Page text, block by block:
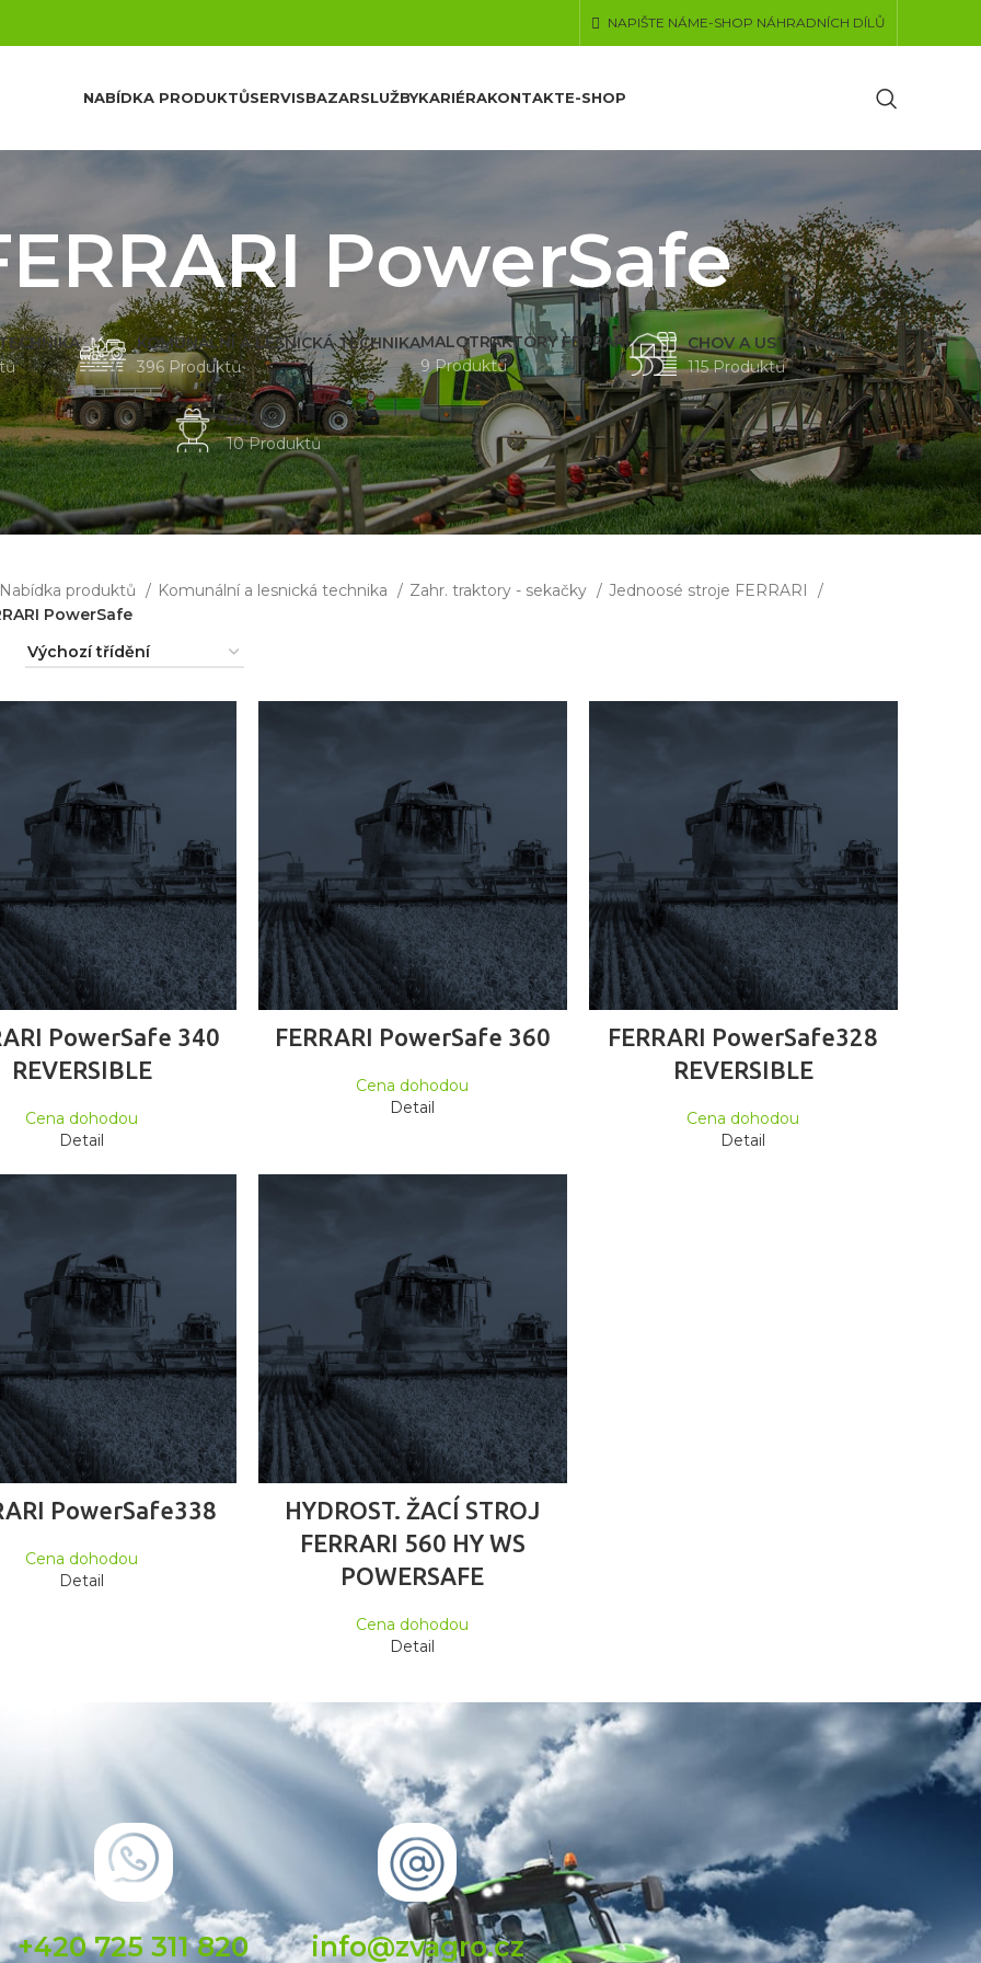
NAPIŠTE NÁME-SHOP NÁHRADNÍCH DÍLŮ
NABÍDKA PRODUKTŮSERVISBAZARSLUŽBYKARIÉRAKONTAKTE-SHOP
PowerSafe
KOMUNÁLNÍ A LESNICKÁ TECHNIKA
396 Produktů
MALOTRAKTORY FERRARI
9 Produktů
CHOV A USTÁJENÍ
115 Produktů
BAZAR
10 Produktů
produktů Komunální a lesnická technika Zahr. traktory - sekačky
Jednoosé stroje FERRARI
PowerSafe
PowerSafe 340
REVERSIBLE
Cena dohodou
Detail
FERRARI PowerSafe 360
Cena dohodou
Detail
FERRARI PowerSafe328
REVERSIBLE
Cena dohodou
Detail
PowerSafe338
Cena dohodou
Detail
ČTĚTE VÍCE
HYDROST. ŽACÍ STROJ
FERRARI 560 HY WS
POWERSAFE
Cena dohodou
Detail
+420 725 311 820 info@zvagro.cz